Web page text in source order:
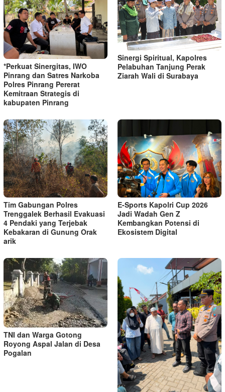
*Perkuat Sinergitas, IWO
Pinrang dan Satres Narkoba
Polres Pinrang Pererat
Kemitraan Strategis di
kabupaten Pinrang
Sinergi Spiritual, Kapolres
Pelabuhan Tanjung Perak
Ziarah Wali di Surabaya
Tim Gabungan Polres
Trenggalek Berhasil Evakuasi
4 Pendaki yang Terjebak
Kebakaran di Gunung Orak
arik
E-Sports Kapolri Cup 2026
Jadi Wadah Gen Z
Kembangkan Potensi di
Ekosistem Digital
TNI dan Warga Gotong
Royong Aspal Jalan di Desa
Pogalan